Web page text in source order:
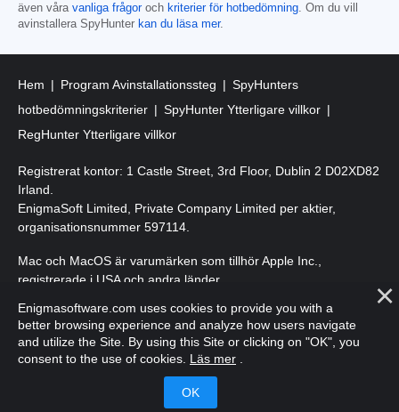
även våra vanliga frågoroch kriterier för hotbedömning. Om du vill
avinstallera SpyHunter kan du läsa mer.
Hem Program Avinstallationssteg
SpyHunters
hotbedömningskriterier
SpyHunter Ytterligare villkor
RegHunter Ytterligare villkor
Registrerat kontor: 1 Castle Street, 3rd Floor, Dublin 2 D02XD82
Irland.
EnigmaSoft Limited, Private Company Limited per aktier,
organisationsnummer 597114.
Mac och MacOS är varumärken som tillhör Apple Inc.,
registrerade i USA och andra länder.
Upphovsrätt 2016-2026. EnigmaSoft Ltd. Med ensamrätt.
Enigmasoftware.com uses cookies to provide you with a
better browsing experience and analyze how users navigate
and utilize the Site. By using this Site or clicking on "OK", you
consent to the use of cookies. Läs mer